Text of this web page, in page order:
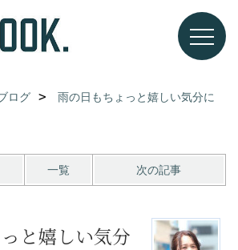
ログ 雨の日もちょっと嬉しい気分に
一覧 次の記事
と嬉しい気分